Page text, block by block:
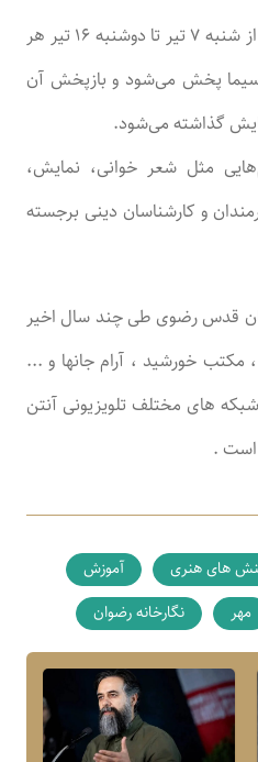
ویژه برنامه تلویزیونی "آه و راه" از شنبه ۷ تیر تا دوشنبه ۱۶ تیر هر
چهار سیما پخش می‌شود و بازپخش آن
مثل شعر خوانی، نمایش،
و کارشناسان دینی برجسته
قدس رضوی طی چند سال اخیر
مکتب خورشید ، آرام جانها و ...
های مختلف تلویزیونی آنتن
است .
های هنری
آموزش
مهر نگارخانه رضوان